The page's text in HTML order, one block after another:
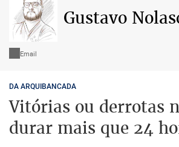
Gustavo
Email
DA ARQUIBANCADA
Vitórias ou derrotas
durar mais que 24